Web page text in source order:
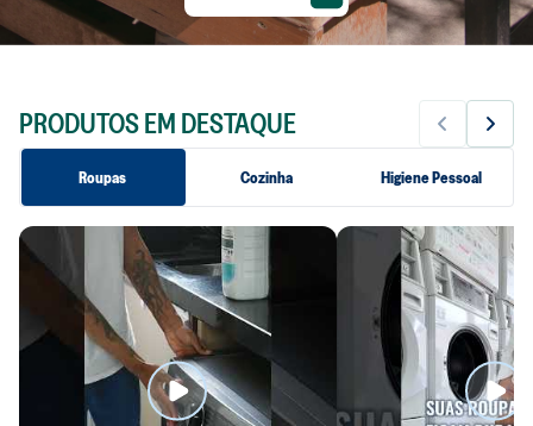
PRODUTOS EM DESTAQUE
Roupas Cozinha Higiene Pessoal